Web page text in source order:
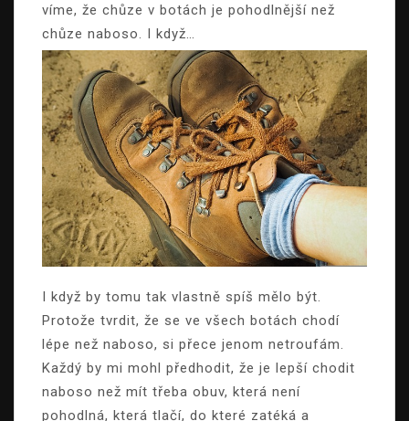
víme, že chůze v botách je pohodlnější než
chůze naboso. I když…
I když by tomu tak vlastně spíš mělo být.
Protože tvrdit, že se ve všech botách chodí
lépe než naboso, si přece jenom netroufám.
Každý by mi mohl předhodit, že je lepší chodit
naboso než mít třeba obuv, která není
pohodlná, která tlačí, do které zatéká a